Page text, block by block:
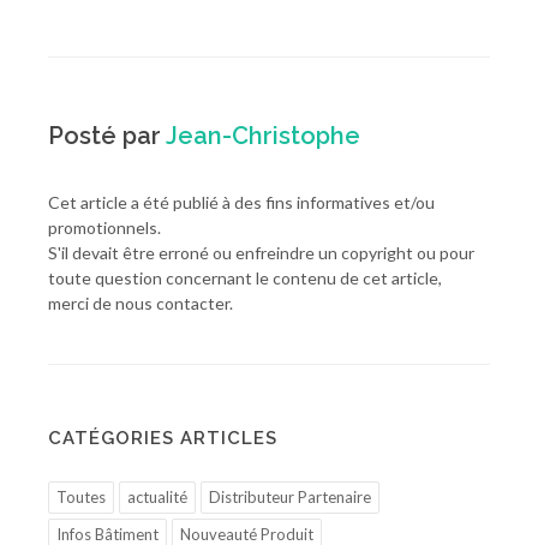
Posté par Jean-Christophe
Cet article a été publié à des fins informatives et/ou
promotionnels.
S'il devait être erroné ou enfreindre un copyright ou pour
toute question concernant le contenu de cet article,
merci de nous contacter.
CATÉGORIES ARTICLES
Toutes actualité
Distributeur Partenaire
Infos Bâtiment
Nouveauté Produit